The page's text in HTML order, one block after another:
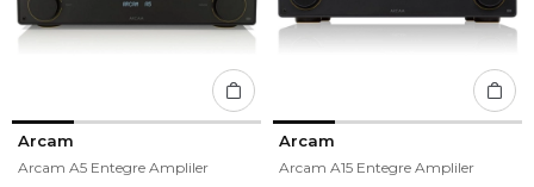
Arcam
Arcam A5 Entegre Ampliler
Arcam
Arcam A15 Entegre Ampliler